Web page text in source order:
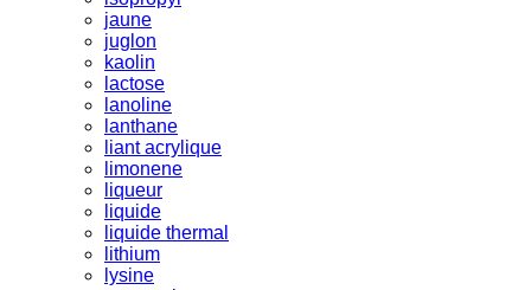
jaune
juglon
kaolin
lactose
lanoline
lanthane
liant acrylique
limonene
liqueur
liquide
liquide thermal
lithium
lysine